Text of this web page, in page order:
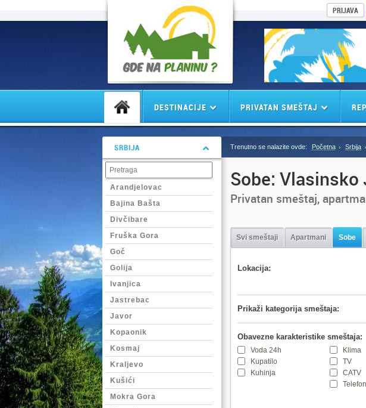
PRIJAVA
DESTINACIJE PRIVATAN SMEŠTAJ
SRBIJA
Arandjelovac
Bajina Bašta
Divčibare
Fruška Gora
Goč
Golija
Ivanjica
Jastrebac
Javor
Kopaonik
Kosmaj
Kraljevo
Kušići
Mokra Gora
Trenutno se nalazite ovde: Početna Srbija
Sobe: Vlasinsko
Privatan smeštaj,
Svi smeštaji Apartmani Sobe
Lokacija:
Prikaži kategorija smeštaja:
Obavezne karakteristike smeštaja:
Voda 24h
Kupatilo
Kuhinja
Klima
TV
CATV